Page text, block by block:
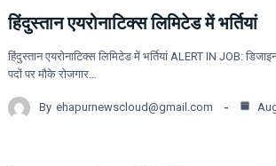
हिंदुस्तान एयरोनाटिक्स लिमिटेड में भर्तियां
हिंदुस्तान एयरोनाटिक्स लिमिटेड में भर्तियां ALERT IN JOB:
पदों पर मौके रोजगार…
By ehapurnewscloud@gmail.com